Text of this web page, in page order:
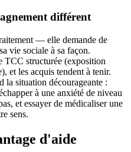
différent
— elle demande de
vie sociale à sa façon.
TCC structurée (exposition
et les acquis tendent à tenir.
la situation décourageante :
à une anxiété de niveau
et essayer de médicaliser une
sens.
d'aide